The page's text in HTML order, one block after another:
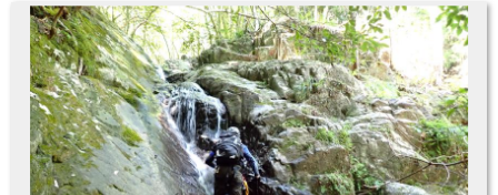
----------------------------------------------------------------
-----------------------------
当店では新型コロナウイルス感染拡大の予防に
向けた対策に取り組んでおります。
▼店内の消毒，換気，キャッシュレス決済での対